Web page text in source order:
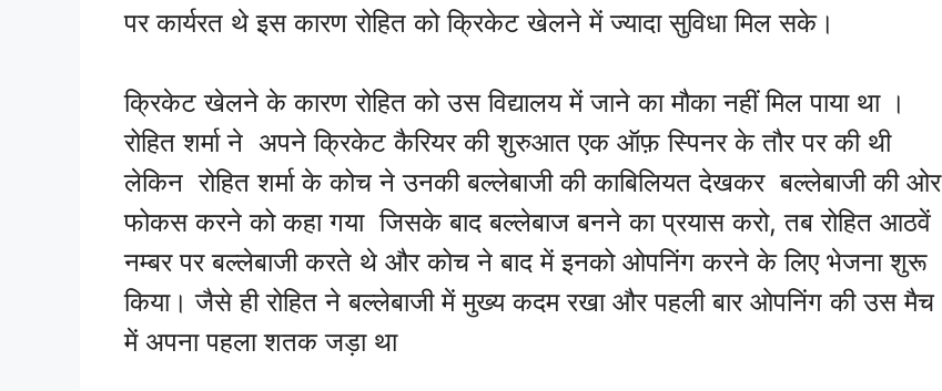
पर कार्यरत थे इस कारण रोहित को क्रिकेट खेलने में ज्यादा सुविधा मिल सके।
क्रिकेट खेलने के कारण रोहित को उस विद्यालय में जाने का मौका नहीं मिल पाया था ।
रोहित शर्मा ने अपने क्रिकेट कैरियर की शुरुआत एक ऑफ़ स्पिनर के तौर पर की थी
लेकिन रोहित शर्मा के कोच ने उनकी बल्लेबाजी की काबिलियत देखकर बल्लेबाजी की ओर
फोकस करने को कहा गया जिसके बाद बल्लेबाज बनने का प्रयास करो, तब रोहित आठवें
नम्बर पर बल्लेबाजी करते थे और कोच ने बाद में इनको ओपनिंग करने के लिए भेजना शुरू
किया। जैसे ही रोहित ने बल्लेबाजी में मुख्य कदम रखा और पहली बार ओपनिंग की उस मैच
में अपना पहला शतक जड़ा था